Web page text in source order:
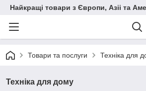
Найкращі товари з Європи, Азіі та
Товари та послуги Техніка для
Техніка для дому